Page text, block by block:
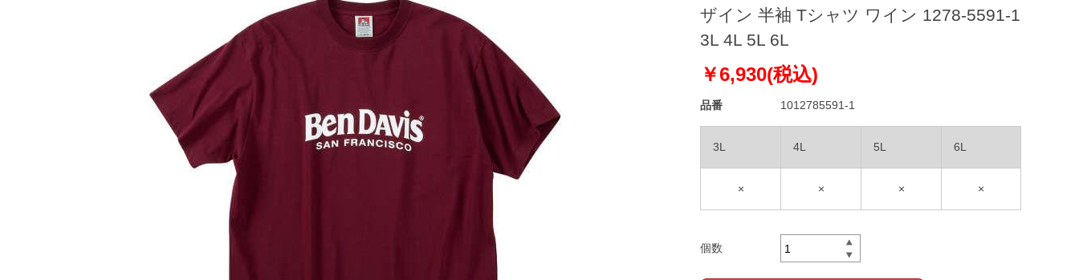
ザイン 半袖 Tシャツ ワイン 1278-5591-1
3L 4L 5L 6L
￥6,930(税込)
品番 1012785591-1
3L 4L 5L 6L
× × × ×
個数